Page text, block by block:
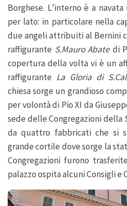
Borghese. L’interno è a
per lato: in particolare nella
due angeli attribuiti al Bernini
raffigurante S.Mauro Abatedi
copertura della volta vi è un
raffigurante La Gloria di
chiesa sorge un grandioso
per volontà di Pio XI da
sede delle Congregazioni della
da quattro fabbricati che si
grande cortile dove sorge la
Congregazioni furono
palazzo ospita alcuni Consigli e